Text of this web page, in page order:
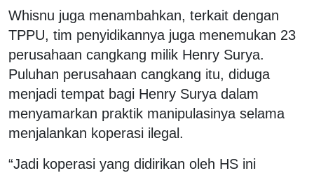
Whisnu juga menambahkan, terkait dengan
TPPU, tim penyidikannya juga menemukan 23
perusahaan cangkang milik Henry Surya.
Puluhan perusahaan cangkang itu, diduga
menjadi tempat bagi Henry Surya dalam
menyamarkan praktik manipulasinya selama
menjalankan koperasi ilegal.
“Jadi koperasi yang didirikan oleh HS ini